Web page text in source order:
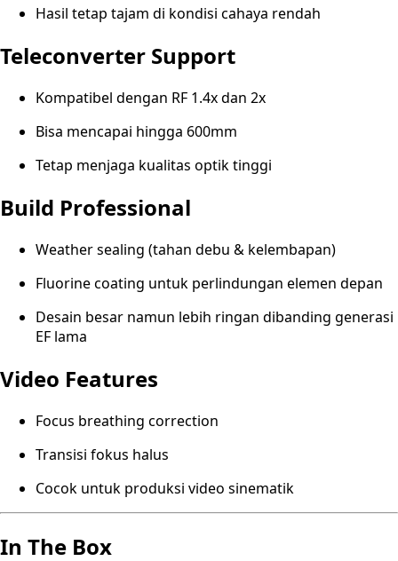
Hasil tetap tajam di kondisi cahaya rendah
Teleconverter Support
Kompatibel dengan RF 1.4x dan 2x
Bisa mencapai hingga 600mm
Tetap menjaga kualitas optik tinggi
Build Professional
Weather sealing (tahan debu & kelembapan)
Fluorine coating untuk perlindungan elemen depan
Desain besar namun lebih ringan dibanding generasi
EF lama
Video Features
Focus breathing correction
Transisi fokus halus
Cocok untuk produksi video sinematik
In The Box